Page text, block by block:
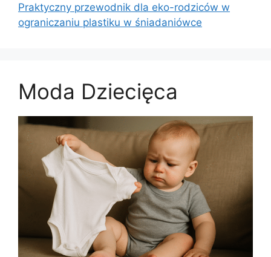
Praktyczny przewodnik dla eko-rodziców w
ograniczaniu plastiku w śniadaniówce
Moda Dziecięca